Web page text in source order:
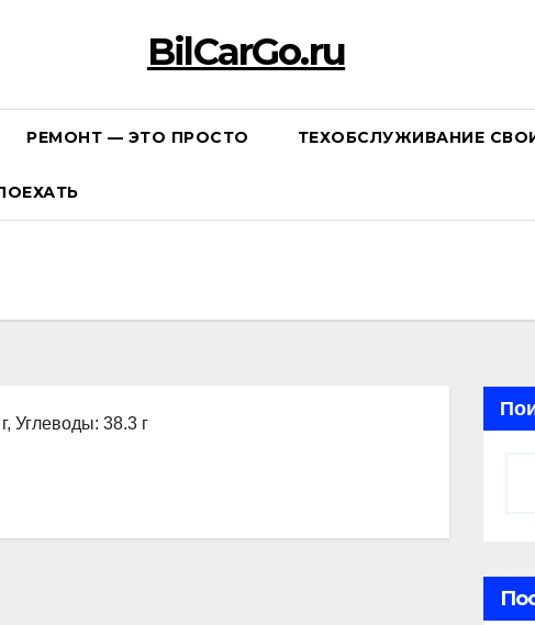
BilCarGo.ru
РЕМОНТ — ЭТО ПРОСТО ТЕХОБСЛУЖИВАНИЕ
Углеводы: 38.3 г